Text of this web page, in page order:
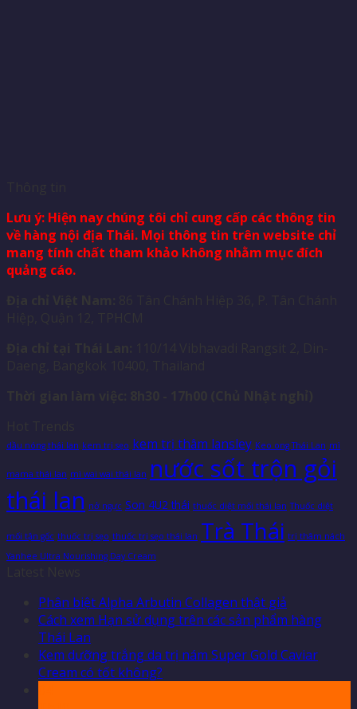
Lưu ý: Hiện nay chúng tôi chỉ cung cấp các thông tin
về hàng nội địa Thái. Mọi thông tin trên website chỉ
mang tính chất tham khảo không nhằm mục đích
quảng cáo.
dầu nóng thái lan kem trị sẹo kem trị thâm lansley Keo ong Thái Lan mì
mama thái lan mì wai wai thái lan nước sốt trộn gỏi
thái lan nở ngực Son 4U2 thái thuốc diệt mối thái lan Thuốc diệt
mối tận gốc thuốc trị sẹo thuốc trị sẹo thái lan Trà Thái trị thâm nách
Yanhee Ultra Nourishing Day Cream
Phân biệt Alpha Arbutin Collagen thật giả
Cách xem Hạn sử dụng trên các sản phẩm hàng
Thái Lan
Kem dưỡng trắng da trị nám Super Gold Caviar
Cream có tốt không?